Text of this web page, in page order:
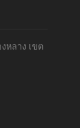
หลาง เขต